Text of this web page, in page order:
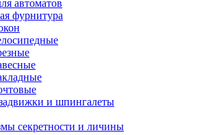
автоматов
фурнитура
и шпингалеты
секретности и личины